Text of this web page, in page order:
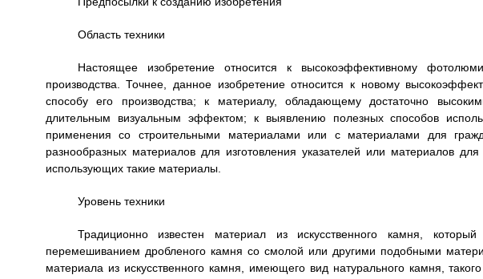
Область техники
Настоящее изобретение относится к высокоэффективному
производства. Точнее, данное изобретение относится к новому
способу его производства; к материалу, обладающему достаточно
длительным визуальным эффектом; к выявлению полезных способов
применения со строительными материалами или с материалами для
разнообразных материалов для изготовления указателей или материалов
использующих такие материалы.
Уровень техники
Традиционно известен материал из искусственного камня,
перемешиванием дробленого камня со смолой или другими подобными
материала из искусственного камня, имеющего вид натурального камня,